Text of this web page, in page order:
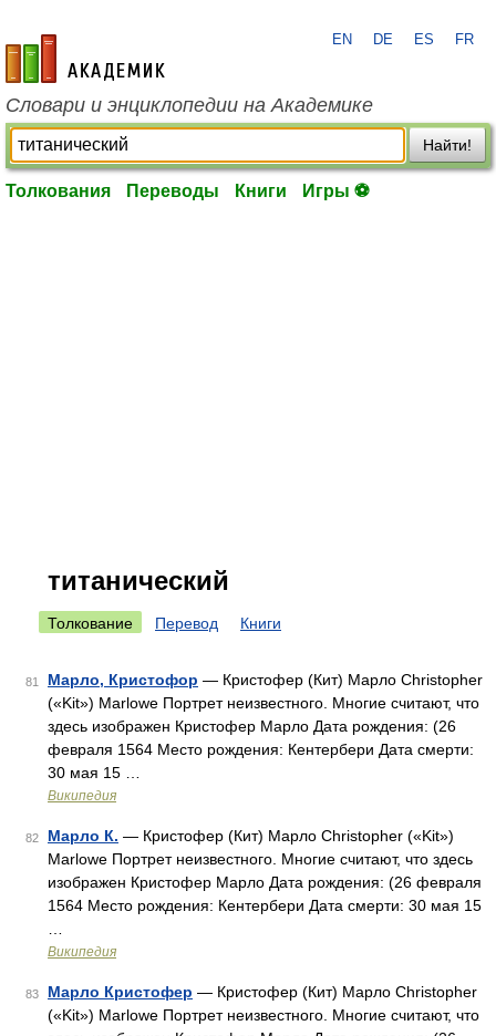
academic.ru
EN DE ES FR
Словари и энциклопедии на Академике
Найти!
Толкования Переводы Книги Игры ⚽
титанический
Толкование Перевод Книги
81 Марло, Кристофор — Кристофер (Кит) Марло Christopher
(«Kit») Marlowe Портрет неизвестного. Многие считают, что
здесь изображен Кристофер Марло Дата рождения: (26
февраля 1564 Место рождения: Кентербери Дата смерти:
30 мая 15 …
Википедия
82 Марло К. — Кристофер (Кит) Марло Christopher («Kit»)
Marlowe Портрет неизвестного. Многие считают, что здесь
изображен Кристофер Марло Дата рождения: (26 февраля
1564 Место рождения: Кентербери Дата смерти: 30 мая 15
Википедия
83 Марло Кристофер — Кристофер (Кит) Марло Christopher
(«Kit») Marlowe Портрет неизвестного. Многие считают, что